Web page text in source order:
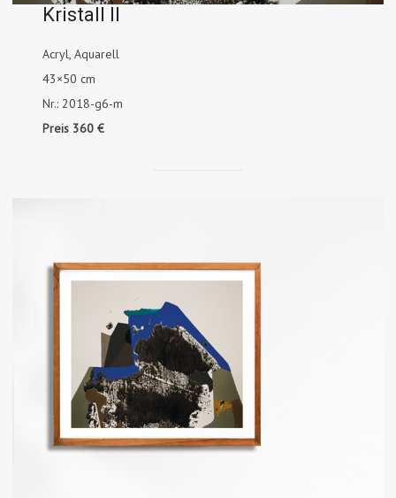
Kristall II
Acryl, Aquarell
43×50 cm
Nr.: 2018-g6-m
Preis 360 €